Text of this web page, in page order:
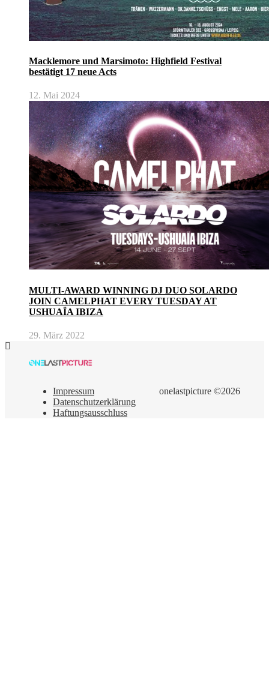
Macklemore und Marsimoto: Highfield Festival
bestätigt 17 neue Acts
12. Mai 2024
MULTI-AWARD WINNING DJ DUO SOLARDO
JOIN CAMELPHAT EVERY TUESDAY AT
USHUAÏA IBIZA
29. März 2022
onelastpicture ©2026
Impressum
Datenschutzerklärung
Haftungsausschluss